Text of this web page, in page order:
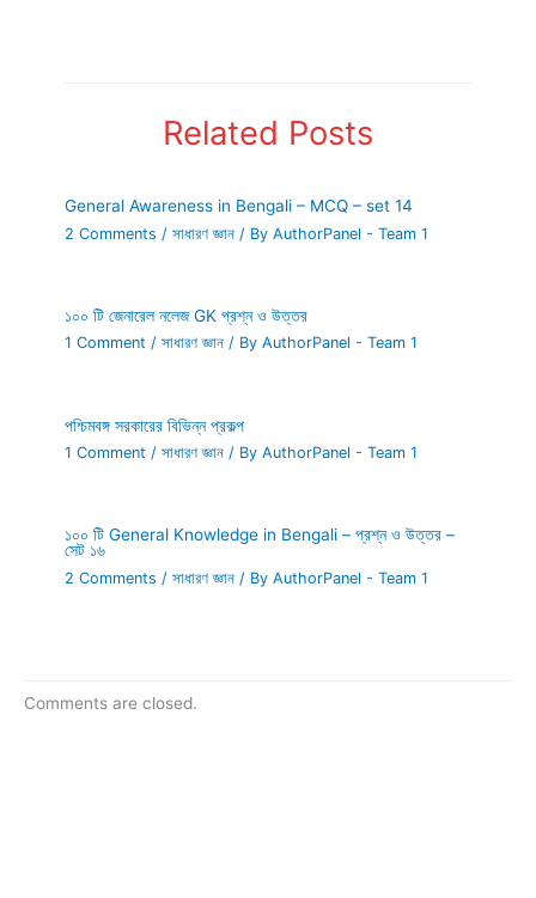
Related Posts
General Awareness in Bengali – MCQ – set 14
2 Comments /সাধারণ জ্ঞান / ByAuthorPanel - Team 1
১০০ টি জেনারেল নলেজ GK প্রশ্ন ও উত্তর
1 Comment /সাধারণ জ্ঞান / ByAuthorPanel - Team 1
পশ্চিমবঙ্গ সরকারের বিভিন্ন প্রকল্প
1 Comment /সাধারণ জ্ঞান / ByAuthorPanel - Team 1
১০০ টি General Knowledge in Bengali – প্রশ্ন ও উত্তর –
সেট ১৬
2 Comments /সাধারণ জ্ঞান / ByAuthorPanel - Team 1
Comments are closed.